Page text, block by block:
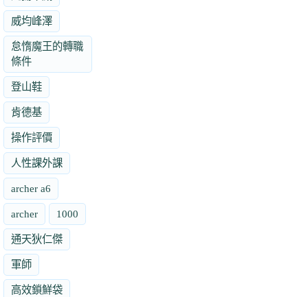
威均峰澤
怠惰魔王的轉職
條件
登山鞋
肯德基
操作評價
人性課外課
archer a6
archer 1000
通天狄仁傑
軍師
高效鎖鮮袋